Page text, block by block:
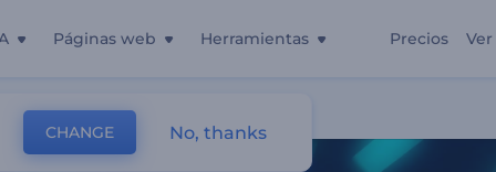
Páginas web Herramientas Precios Ver
CHANGE No, thanks